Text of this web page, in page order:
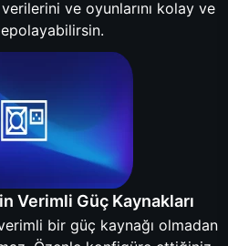
ve oyunlarını kolay ve
Verimli Güç Kaynakları
bir güç kaynağı olmadan